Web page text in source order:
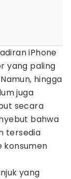
iPhone
yang paling
hingga
juga
secara
bahwa
tersedia
konsumen
yang